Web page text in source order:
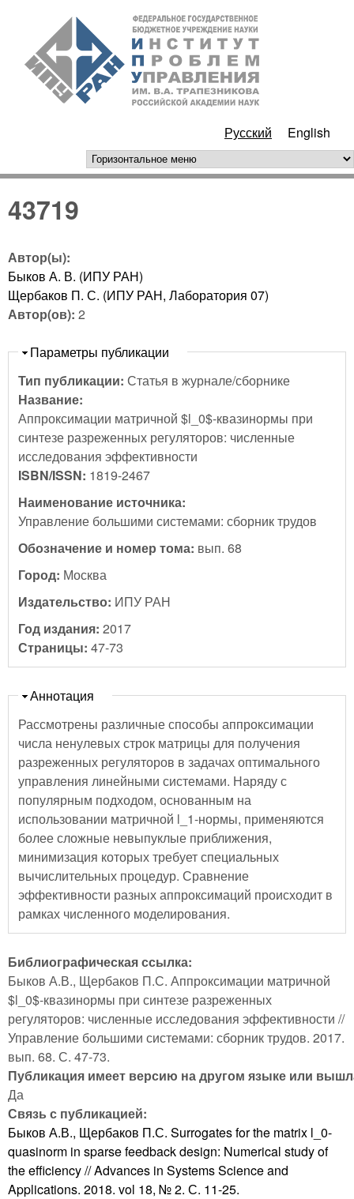
Перейти к основному
содержанию
РАН
Русский English
горизонтальное меню
43719
Автор(ы):
Быков А. В. (ИПУ РАН)
Щербаков П. С. (ИПУ РАН, Лаборатория 07)
Автор(ов): 2
Скрыть
Параметры публикации
Тип публикации: Статья в журнале/сборнике
Название:
Аппроксимации матричной $l_0$-квазинормы при
синтезе разреженных регуляторов: численные
исследования эффективности
ISBN/ISSN: 1819-2467
Наименование источника:
Управление большими системами: сборник трудов
Обозначение и номер тома: вып. 68
Город: Москва
Издательство: ИПУ РАН
Год издания: 2017
Страницы: 47-73
Скрыть
Аннотация
Рассмотрены различные способы аппроксимации
числа ненулевых строк матрицы для получения
разреженных регуляторов в задачах оптимального
управления линейными системами. Наряду с
популярным подходом, основанным на
использовании матричной l_1-нормы, применяются
более сложные невыпуклые приближения,
минимизация которых требует специальных
вычислительных процедур. Сравнение
эффективности разных аппроксимаций происходит в
рамках численного моделирования.
Библиографическая ссылка:
Быков А.В., Щербаков П.С. Аппроксимации матричной
$l_0$-квазинормы при синтезе разреженных
регуляторов: численные исследования эффективности //
Управление большими системами: сборник трудов. 2017.
вып. 68. С. 47-73.
Публикация имеет версию на другом языке или
Да
Связь с публикацией:
Быков А.В., Щербаков П.С. Surrogates for the matrix l_0-
quasinorm in sparse feedback design: Numerical study of
the efficiency // Advances in Systems Science and
Applications. 2018. vol 18, № 2. С. 11-25.